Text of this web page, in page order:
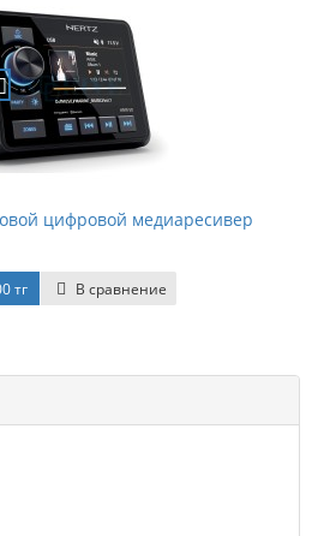
цифровой медиаресивер
тг В сравнение